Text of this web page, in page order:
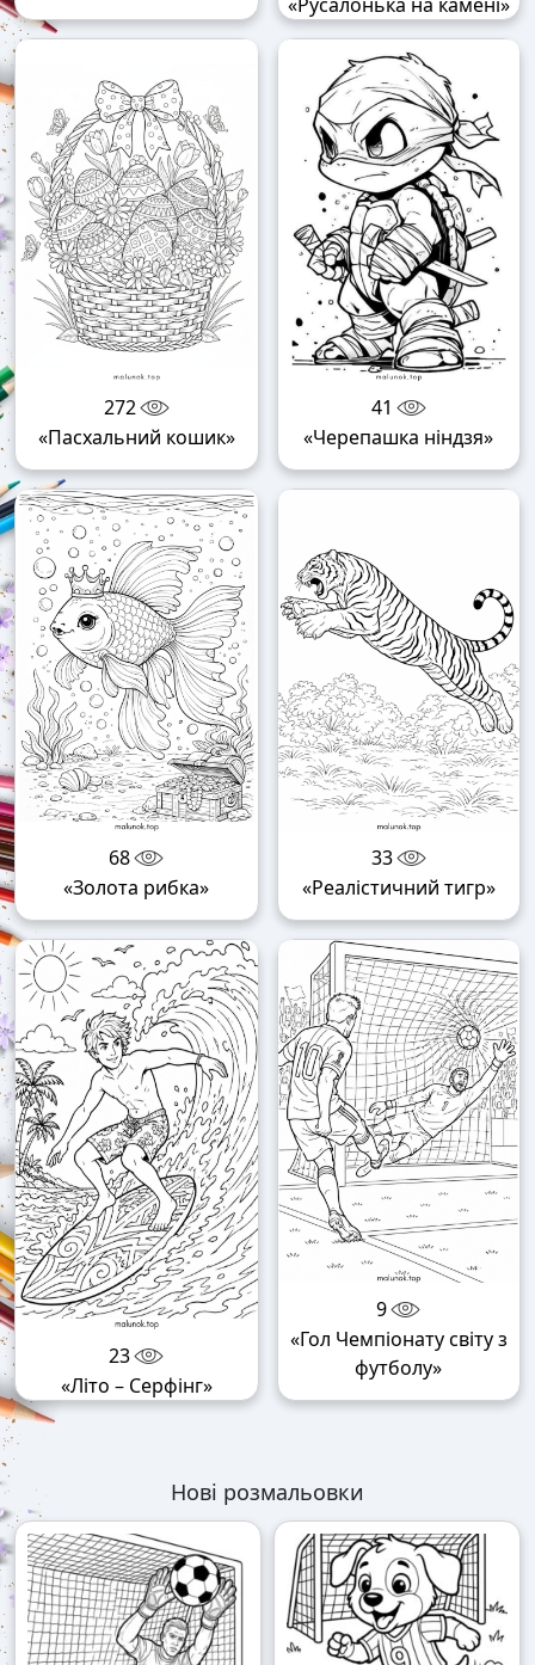
272
«Пасхальний кошик»
41
«Черепашка ніндзя»
68
«Золота рибка»
33
«Реалістичний тигр»
23
«Літо – Серфінг»
9
«Гол Чемпіонату світу з
футболу»
Нові розмальовки